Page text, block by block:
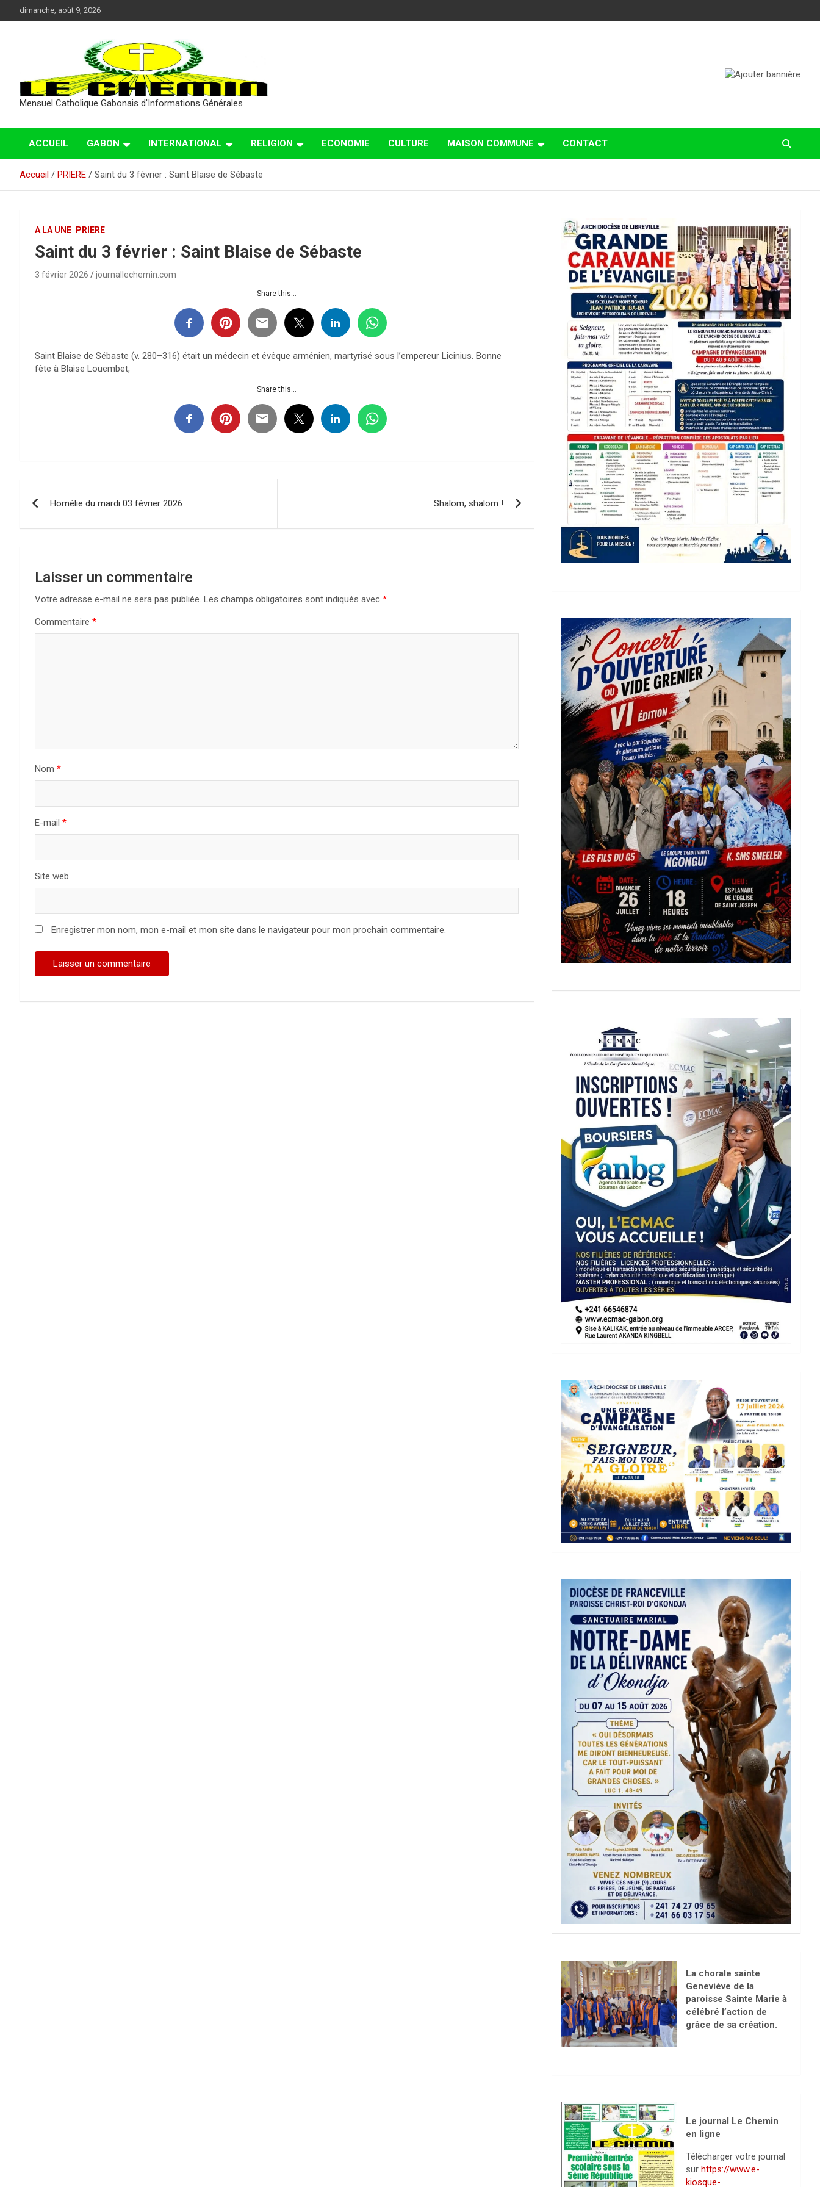
au
dimanche, août 9, 2026
Mensuel Catholique Gabonais d'Informations Générales
ACCUEIL GABON INTERNATIONAL RELIGION ECONOMIE CULTURE MAISON COMMUNE CONTACT
Accueil PRIERE Saint du 3 février : Saint Blaise de Sébaste
A LA UNE PRIERE
Saint du 3 février : Saint Blaise de Sébaste
3 février 2026 journallechemin.com
Share this...
Saint Blaise de Sébaste (v. 280–316) était un médecin et évêque arménien, martyrisé sous l’empereur Licinius. Bonne
fête à Blaise Louembet,
Share this...
de
Homélie du mardi 03 février 2026 Shalom, shalom !
Laisser un commentaire
Votre adresse e-mail ne sera pas publiée. Les champs obligatoires sont indiqués avec *
Commentaire *
Nom *
E-mail *
Site web
Enregistrer mon nom, mon e-mail et mon site dans le navigateur pour mon prochain commentaire.
La chorale sainte
Geneviève de la
paroisse Sainte Marie à
célébré l’action de
grâce de sa création.
Le journal Le Chemin
en ligne
Télécharger votre journal
sur https://www.e-
kiosque-